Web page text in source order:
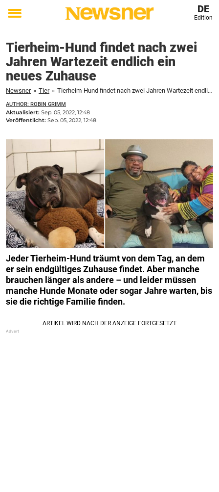
Toggle
DE
Edition
Tierheim-Hund findet nach zwei
Jahren Wartezeit endlich ein
neues Zuhause
Newsner » Tier » Tierheim-Hund findet nach zwei Jahren Wartezeit endlich ein neues Zuhause
AUTHOR: ROBIN GRIMM
Aktualisiert: Sep. 05, 2022, 12:48
Veröffentlicht: Sep. 05, 2022, 12:48
Jeder Tierheim-Hund träumt von dem Tag, an dem
er sein endgültiges Zuhause findet. Aber manche
brauchen länger als andere – und leider müssen
manche Hunde Monate oder sogar Jahre warten, bis
sie die richtige Familie finden.